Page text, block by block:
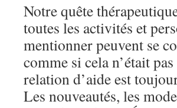
Notre quête
toutes les activités et
mentionner peuvent se
comme si cela n’était
relation d’aide est
Les nouveautés, les